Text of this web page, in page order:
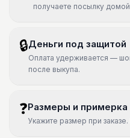
получаете посылку
🔒Деньги под защитой
Оплата удерживается —
после выкупа.
❓Размеры и примерка
Укажите размер при